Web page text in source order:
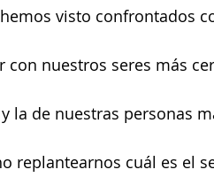
visto confrontados
nuestros seres más
la de nuestras personas
replantearnos cuál es el